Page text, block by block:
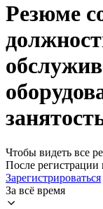
Резюме
Чтобы видеть все
После
Зарегистрироваться
За всё время